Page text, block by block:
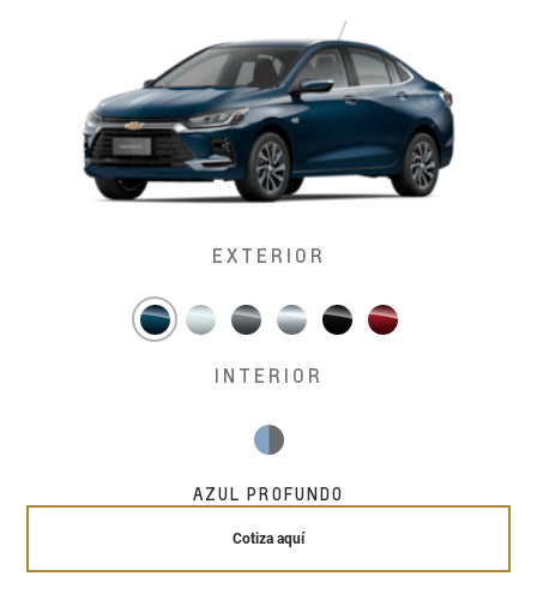
EXTERIOR
INTERIOR
AZUL PROFUNDO
Cotiza aquí